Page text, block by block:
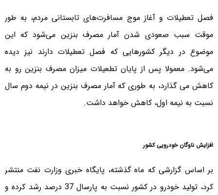
فصل تعطیلات و آغاز موج مسافرت‌های تابستانی مردم، به طور
موقت سبب صعودی شدن آمار مصرف بنزین می‌شود که این
موضوع در دیگر کشورهایی که فصل تعطیلات دارند نیز دیده
می‌شود. معمولا پس از پایان تطعیلات میزان مصرف بنزین رو به
کاهش می گذارد، به طوری که آمار مصرف بنزین در نیمه دوم سال
نسبت به نیمه اول، کاهش خواهد داشت.
افزایش ناوگان خودرویی کشور
بر اساس گزارشی که ماه گذشته، پایگاه خبری وزارت نفت منتشر
کرد، تولید خودرو در کشور نسبت به پارسال 37 درصد رشد کرده و